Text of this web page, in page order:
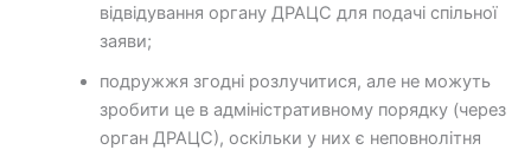
відвідування органу ДРАЦС для подачі спільної
заяви;
подружжя згодні розлучитися, але не можуть
зробити це в адміністративному порядку (через
орган ДРАЦС), оскільки у них є неповнолітня